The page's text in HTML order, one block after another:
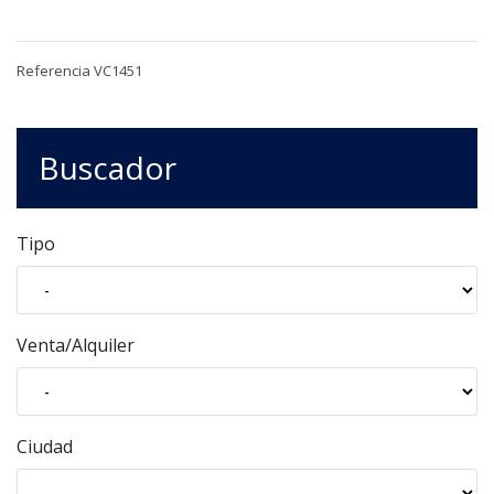
Referencia VC1451
Buscador
Tipo
Venta/Alquiler
Ciudad